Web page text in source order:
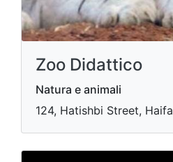
Zoo Didattico
Natura e animali
124, Hatishbi Street, Haifa